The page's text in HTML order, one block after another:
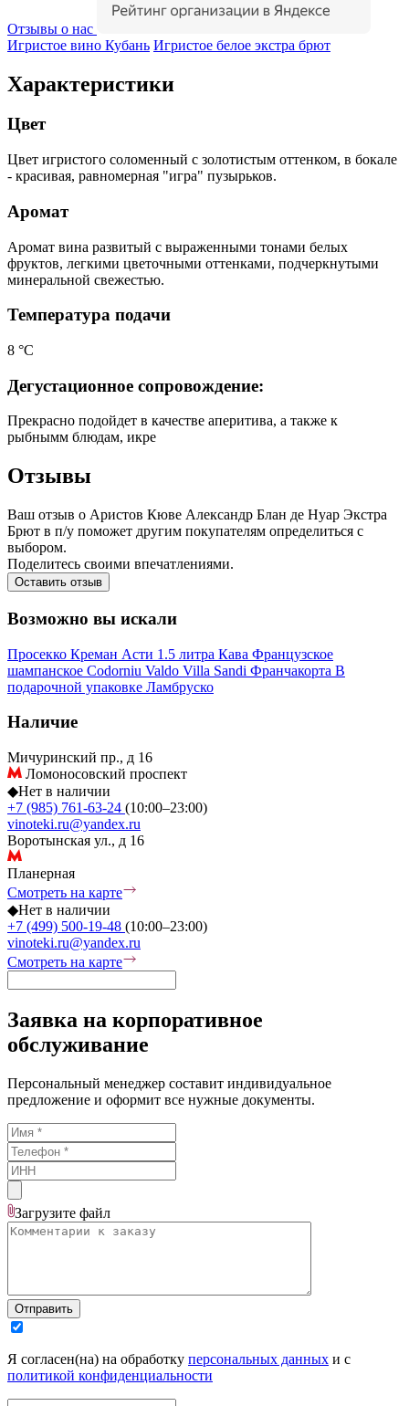
Отзывы о нас
Игристое вино Кубань Игристое белое экстра брют
Характеристики
Цвет
Цвет игристого соломенный с золотистым оттенком, в бокале
- красивая, равномерная "игра" пузырьков.
Аромат
Аромат вина развитый с выраженными тонами белых
фруктов, легкими цветочными оттенками, подчеркнутыми
минеральной свежестью.
Температура подачи
8 °С
Дегустационное сопровождение:
Прекрасно подойдет в качестве аперитива, а также к
рыбнымм блюдам, икре
Отзывы
Ваш отзыв о Аристов Кюве Александр Блан де Нуар Экстра
Брют в п/у поможет другим покупателям определиться с
выбором.
Поделитесь своими впечатлениями.
Оставить отзыв
Возможно вы искали
Просекко Креман Асти 1.5 литра Кава Французское
шампанское Codorniu Valdo Villa Sandi Франчакорта В
подарочной упаковке Ламбруско
Наличие
Мичуринский пр., д 16
Ломоносовский проспект
◆Нет в наличии
+7 (985) 761-63-24 (10:00–23:00)
vinoteki.ru@yandex.ru
Воротынская ул., д 16
Планерная
Смотреть на карте
◆Нет в наличии
+7 (499) 500-19-48 (10:00–23:00)
vinoteki.ru@yandex.ru
Смотреть на карте
Заявка на корпоративное
обслуживание
Персональный менеджер составит индивидуальное
предложение и оформит все нужные документы.
Загрузите файл
Отправить
Я согласен(на) на обработку персональных данных и с
политикой конфиденциальности